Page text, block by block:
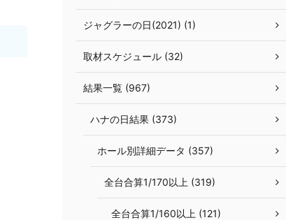
ジャグラーの日(2021) (1)
取材スケジュール (32)
結果一覧 (967)
ハナの日結果 (373)
ホール別詳細データ (357)
全台合算1/170以上 (319)
全台合算1/160以上 (121)